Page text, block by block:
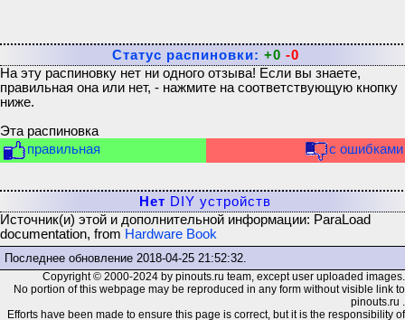
Статус распиновки: +0 -0
На эту распиновку нет ни одного отзыва! Если вы знаете,
правильная она или нет, - нажмите на соответствующую кнопку
ниже.
Эта распиновка
правильная
с ошибками
Нет DIY устройств
Источник(и) этой и дополнительной информации: ParaLoad
documentation, from Hardware Book
Последнее обновление 2018-04-25 21:52:32.
Copyright © 2000-2024 by pinouts.ru team, except user uploaded images.
No portion of this webpage may be reproduced in any form without visible link to
pinouts.ru .
Efforts have been made to ensure this page is correct, but it is the responsibility of